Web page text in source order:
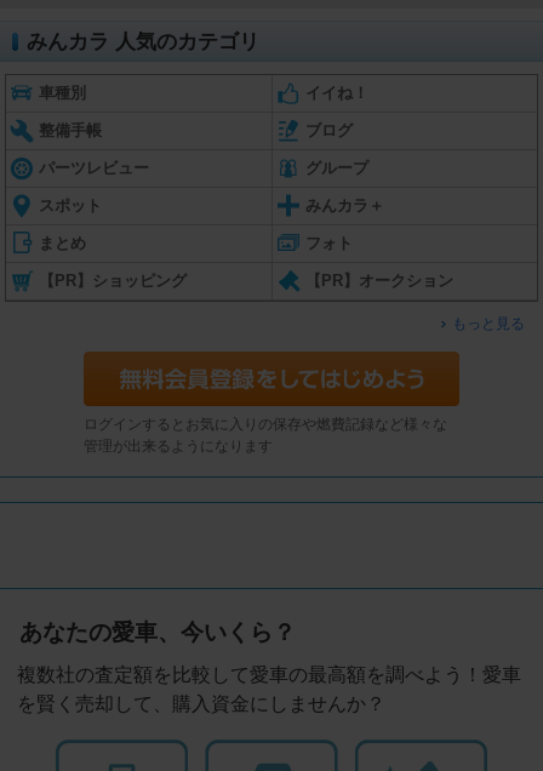
みんカラ 人気のカテゴリ
車種別 イイね！
整備手帳 ブログ
パーツレビュー グループ
スポット みんカラ＋
まとめ フォト
【PR】ショッピング 【PR】オークション
もっと見る
ログインするとお気に入りの保存や燃費記録など様々な
管理が出来るようになります
あなたの愛車、今いくら？
複数社の査定額を比較して愛車の最高額を調べよう！愛車
を賢く売却して、購入資金にしませんか？